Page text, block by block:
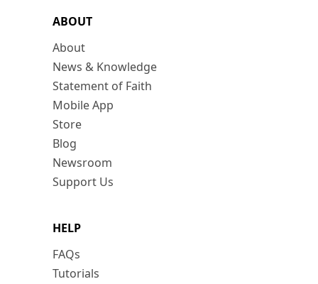
ABOUT
About
News & Knowledge
Statement of Faith
Mobile App
Store
Blog
Newsroom
Support Us
HELP
FAQs
Tutorials